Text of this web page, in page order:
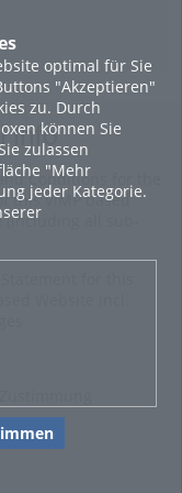
optimal für Sie
"Akzeptieren"
zu. Durch
können Sie
zulassen
"Mehr
jeder Kategorie.
Info
Conditions for the
this ViMP based
all sub-